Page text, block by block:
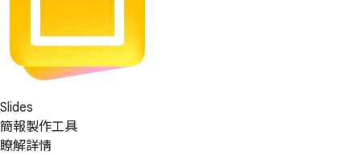
Slides
簡報製作工具
瞭解詳情